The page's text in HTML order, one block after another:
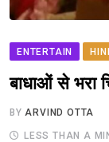
ENTERTAIN
बाधाओं से भरा
BYARVIND OTTA
LESS THAN A